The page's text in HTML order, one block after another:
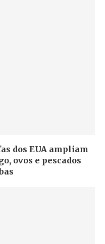
dos EUA ampliam
ovos e pescados